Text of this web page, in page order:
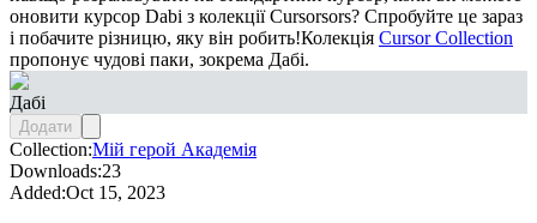
оновити курсор Dabi з колекції Cursorsors? Спробуйте це зараз
і побачите різницю, яку він робить!Колекція Cursor Collection
пропонує чудові паки, зокрема Дабі.
Дабі
Додати
Collection:Мій герой Академія
Downloads:23
Added:Oct 15, 2023